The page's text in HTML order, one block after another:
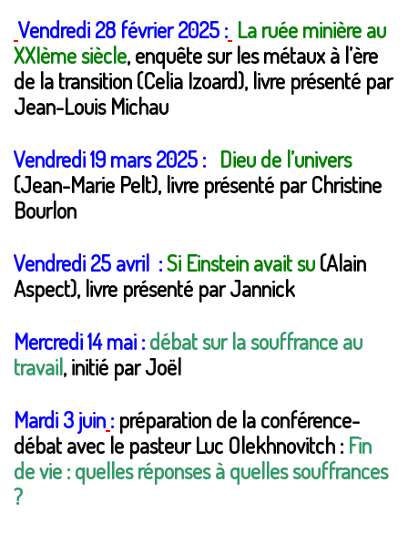
Vendredi 28 février 2025 : Laruée minière au
XXIème siècle, enquête sur les métaux à l’ère
de la transition (Celia Izoard), livre présenté par
Jean-Louis Michau
Vendredi 19 mars 2025 : Dieu de l’univers
(Jean-Marie Pelt), livre présenté par Christine
Bourlon
Vendredi 25 avril :Si Einstein avait su(Alain
Aspect), livre présenté par Jannick
Mercredi 14 mai :débat sur la souffrance au
travail, initié par Joël
Mardi 3 juin:préparation de la conférence-
débat avec le pasteur Luc Olekhnovitch : Fin
de vie : quelles réponses à quelles souffrances
?